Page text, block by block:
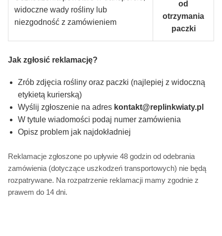
widoczne wady rośliny lub
niezgodność z zamówieniem
od
otrzymania
paczki
Jak zgłosić reklamację?
Zrób zdjęcia rośliny oraz paczki (najlepiej z widoczną
etykietą kurierską)
Wyślij zgłoszenie na adres kontakt@replinkwiaty.pl
W tytule wiadomości podaj numer zamówienia
Opisz problem jak najdokładniej
Reklamacje zgłoszone po upływie 48 godzin od odebrania
zamówienia (dotyczące uszkodzeń transportowych) nie będą
rozpatrywane. Na rozpatrzenie reklamacji mamy zgodnie z
prawem do 14 dni.